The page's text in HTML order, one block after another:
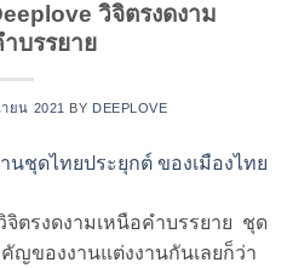
วิจิตรงดงาม
บรรยาย
ยน 2021 BY DEEPLOVE
จิตรงดงามเหนือคำบรรยาย ชุด
ญของงานแต่งงานกันเลยก็ว่า